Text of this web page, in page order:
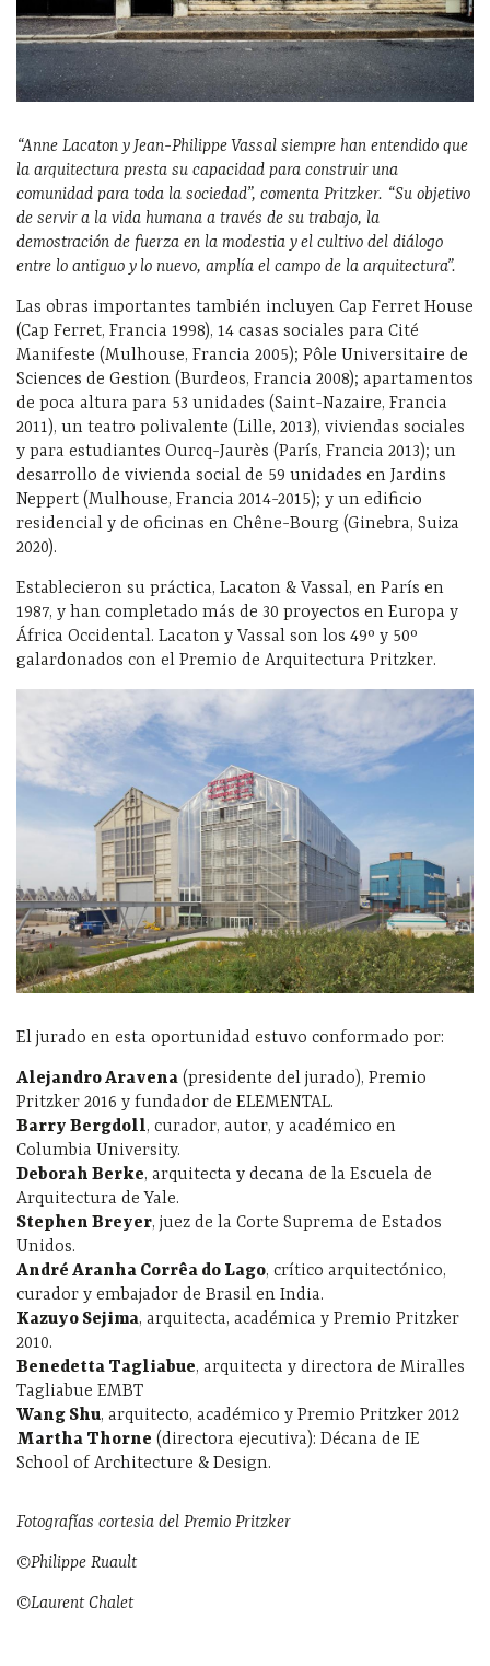
“Anne Lacaton y Jean-Philippe Vassal siempre han entendido que
la arquitectura presta su capacidad para construir una
comunidad para toda la sociedad”, comenta Pritzker. “Su objetivo
de servir a la vida humana a través de su trabajo, la
demostración de fuerza en la modestia y el cultivo del diálogo
entre lo antiguo y lo nuevo, amplía el campo de la arquitectura”.
Las obras importantes también incluyen Cap Ferret House
(Cap Ferret, Francia 1998), 14 casas sociales para Cité
Manifeste (Mulhouse, Francia 2005); Pôle Universitaire de
Sciences de Gestion (Burdeos, Francia 2008); apartamentos
de poca altura para 53 unidades (Saint-Nazaire, Francia
2011), un teatro polivalente (Lille, 2013), viviendas sociales
y para estudiantes Ourcq-Jaurès (París, Francia 2013); un
desarrollo de vivienda social de 59 unidades en Jardins
Neppert (Mulhouse, Francia 2014-2015); y un edificio
residencial y de oficinas en Chêne-Bourg (Ginebra, Suiza
2020).
Establecieron su práctica, Lacaton & Vassal, en París en
1987, y han completado más de 30 proyectos en Europa y
África Occidental. Lacaton y Vassal son los 49º y 50º
galardonados con el Premio de Arquitectura Pritzker.
El jurado en esta oportunidad estuvo conformado por:
Alejandro Aravena (presidente del jurado), Premio
Pritzker 2016 y fundador de ELEMENTAL.
Barry Bergdoll, curador, autor, y académico en
Columbia University.
Deborah Berke, arquitecta y decana de la Escuela de
Arquitectura de Yale.
Stephen Breyer, juez de la Corte Suprema de Estados
Unidos.
André Aranha Corrêa do Lago, crítico arquitectónico,
curador y embajador de Brasil en India.
Kazuyo Sejima, arquitecta, académica y Premio Pritzker
2010.
Benedetta Tagliabue, arquitecta y directora de Miralles
Tagliabue EMBT
Wang Shu, arquitecto, académico y Premio Pritzker 2012
Martha Thorne (directora ejecutiva): Décana de IE
School of Architecture & Design.
Fotografías cortesia del Premio Pritzker
©Philippe Ruault
©Laurent Chalet